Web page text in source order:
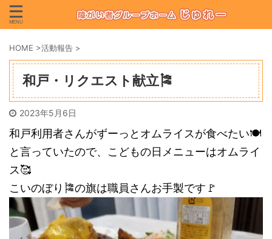
HOME >活動報告 >
和戸・リクエスト献立🎏
2023年5月6日
和戸利用者さんがずーっとオムライスが食べたい🍽
と言っていたので、こどもの日メニューはオムライ
ス🥰
こいのぼり🎏の旗は職員さんお手製です🚩